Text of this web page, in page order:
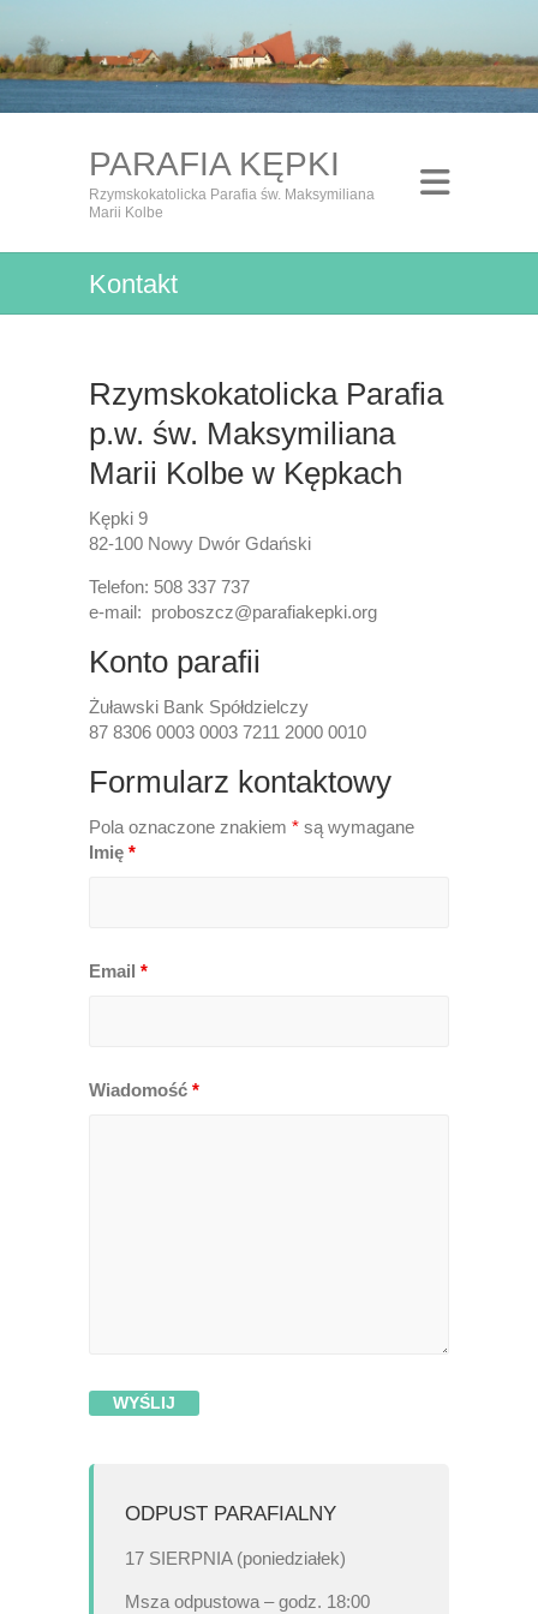
PARAFIA KĘPKI
Rzymskokatolicka Parafia św. Maksymiliana
Marii Kolbe
Kontakt
Rzymskokatolicka Parafia
p.w. św. Maksymiliana
Marii Kolbe w Kępkach
Kępki 9
82-100 Nowy Dwór Gdański
Telefon: 508 337 737
e-mail: proboszcz@parafiakepki.org
Konto parafii
Żuławski Bank Spółdzielczy
87 8306 0003 0003 7211 2000 0010
Formularz kontaktowy
Pola oznaczone znakiem * są wymagane
Imię *
Email *
Wiadomość *
ODPUST PARAFIALNY
17 SIERPNIA (poniedziałek)
Msza odpustowa – godz. 18:00